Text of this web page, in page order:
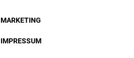
MARKETING
IMPRESSUM